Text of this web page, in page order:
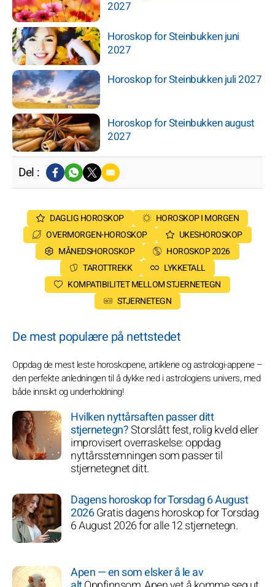
2027
Horoskop for Steinbukken juni
2027
Horoskop for Steinbukken juli 2027
Horoskop for Steinbukken august
2027
Del :
DAGLIG HOROSKOP
HOROSKOP I MORGEN
OVERMORGEN-HOROSKOP
UKESHOROSKOP
MÅNEDSHOROSKOP
HOROSKOP 2026
TAROTTREKK
LYKKETALL
KOMPATIBILITET MELLOM STJERNETEGN
STJERNETEGN
De mest populære på nettstedet
Oppdag de mest leste horoskopene, artiklene og astrologi-appene –
den perfekte anledningen til å dykke ned i astrologiens univers, med
både innsikt og underholdning!
Hvilken nyttårsaften passer ditt
stjernetegn?Storslått fest, rolig kveld eller
improvisert overraskelse: oppdag
nyttårsstemningen som passer til
stjernetegnet ditt.
Dagens horoskop for Torsdag 6 August
2026Gratis dagens horoskop for Torsdag
6 August 2026 for alle 12 stjernetegn.
Apen — en som elsker å le av